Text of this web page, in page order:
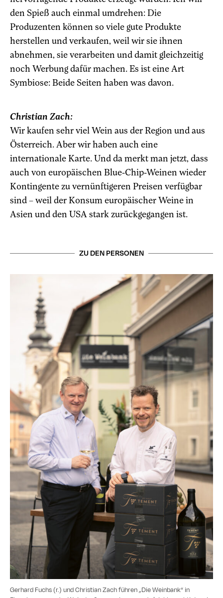
den Spieß auch einmal umdrehen: Die
Produzenten können so viele gute Produkte
herstellen und verkaufen, weil wir sie ihnen
abnehmen, sie verarbeiten und damit gleichzeitig
noch Werbung dafür machen. Es ist eine Art
Symbiose: Beide Seiten haben was davon.
Christian Zach:
Wir kaufen sehr viel Wein aus der Region und aus
Österreich. Aber wir haben auch eine
internationale Karte. Und da merkt man jetzt, dass
auch von europäischen Blue-Chip-Weinen wieder
Kontingente zu vernünftigeren Preisen verfügbar
sind – weil der Konsum europäischer Weine in
Asien und den USA stark zurückgegangen ist.
ZU DEN PERSONEN
Gerhard Fuchs (r.) und Christian Zach führen „Die Weinbank“ in